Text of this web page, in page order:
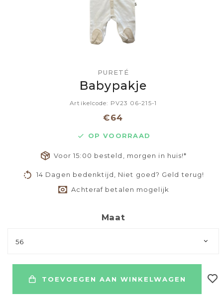
PURETÉ
Babypakje
Artikelcode: PV23 06-215-1
€64
OP VOORRAAD
Voor 15:00 besteld, morgen in huis!*
14 Dagen bedenktijd, Niet goed? Geld terug!
Achteraf betalen mogelijk
Maat
56
TOEVOEGEN AAN WINKELWAGEN